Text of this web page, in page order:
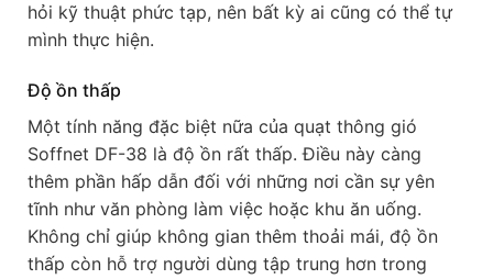
hỏi kỹ thuật phức tạp, nên bất kỳ ai cũng có thể tự
mình thực hiện.
Độ ồn thấp
Một tính năng đặc biệt nữa của quạt thông gió
Soffnet DF-38 là độ ồn rất thấp. Điều này càng
thêm phần hấp dẫn đối với những nơi cần sự yên
tĩnh như văn phòng làm việc hoặc khu ăn uống.
Không chỉ giúp không gian thêm thoải mái, độ ồn
thấp còn hỗ trợ người dùng tập trung hơn trong